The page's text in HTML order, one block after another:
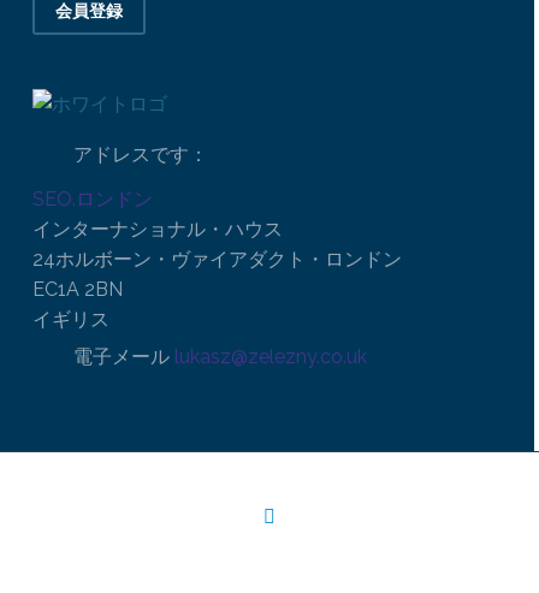
会員登録
アドレスです：
SEO.ロンドン
インターナショナル・ハウス
24ホルボーン・ヴァイアダクト・ロンドン
EC1A 2BN
イギリス
電子メール lukasz@zelezny.co.uk